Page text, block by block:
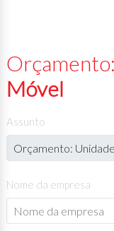
Orçamento:
Móvel
Assunto
Nome da empresa